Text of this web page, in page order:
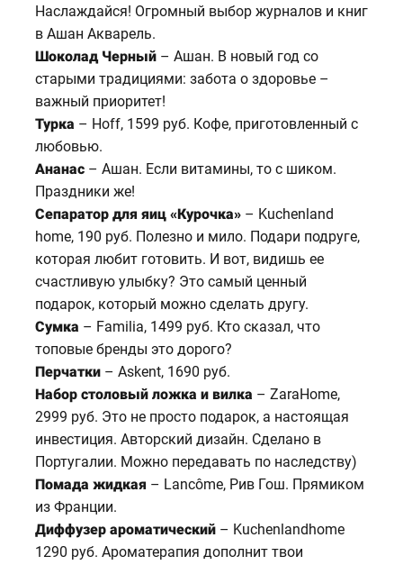
Наслаждайся! Огромный выбор журналов и книг
в Ашан Акварель.
Шоколад Черный – Ашан. В новый год со
старыми традициями: забота о здоровье –
важный приоритет!
Турка – Hoff, 1599 руб. Кофе, приготовленный с
любовью.
Ананас– Ашан. Если витамины, то с шиком.
Праздники же!
Сепаратор для яиц «Курочка»– Kuchenland
home, 190 руб. Полезно и мило. Подари подруге,
которая любит готовить. И вот, видишь ее
счастливую улыбку? Это самый ценный
подарок, который можно сделать другу.
Сумка – Familia, 1499 руб. Кто сказал, что
топовые бренды это дорого?
Перчатки– Askent, 1690 руб.
Набор столовый ложка и вилка – ZaraHome,
2999 руб. Это не просто подарок, а настоящая
инвестиция. Авторский дизайн. Сделано в
Португалии. Можно передавать по наследству)
Помада жидкая – Lancôme, Рив Гош. Прямиком
из Франции.
Диффузер ароматический– Kuchenlandhome
1290 руб. Ароматерапия дополнит твои